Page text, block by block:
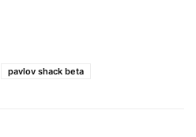
pavlov shack beta